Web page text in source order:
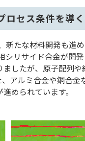
ロセス条件を導
新たな材料開発も進
リサイド合金が開
したが、原子配列
アルミ合金や銅合
められています。